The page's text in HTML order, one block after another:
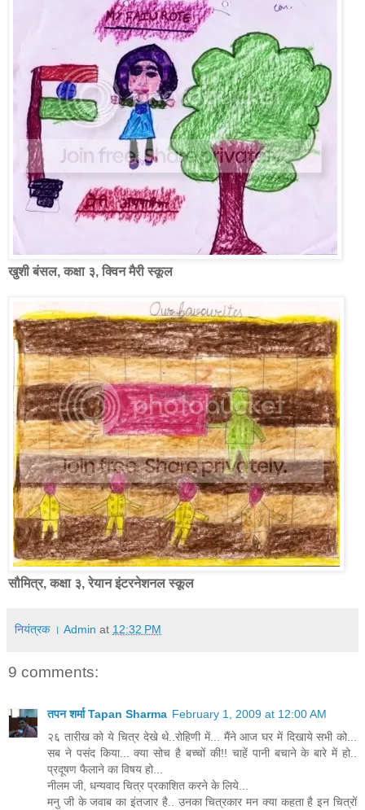
खुशी बंसल, कक्षा ३, क्विन मैरी स्कूल
सौमित्र, कक्षा ३, रेयान इंटरनेशनल स्कूल
नियंत्रक । Admin at 12:32 PM
9 comments:
तपन शर्मा Tapan Sharma February 1, 2009 at 12:00 AM
२६ तारीख को ये चित्र देखे थे..रोहिणी में... मैंने आज घर में दिखाये सभी को...
सब ने पसंद किया... क्या सोच है बच्चों की!! चाहें पानी बचाने के बारे में हो..
प्रदूषण फैलाने का विषय हो...
नीलम जी, धन्यवाद चित्र प्रकाशित करने के लिये...
मनु जी के जवाब का इंतजार है.. उनका चित्रकार मन क्या कहता है इन चित्रों